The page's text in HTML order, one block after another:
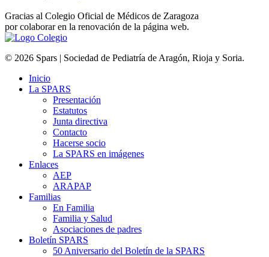
Gracias al Colegio Oficial de Médicos de Zaragoza
por colaborar en la renovación de la página web.
© 2026 Spars | Sociedad de Pediatría de Aragón, Rioja y Soria.
Inicio
La SPARS
Presentación
Estatutos
Junta directiva
Contacto
Hacerse socio
La SPARS en imágenes
Enlaces
AEP
ARAPAP
Familias
En Familia
Familia y Salud
Asociaciones de padres
Boletín SPARS
50 Aniversario del Boletín de la SPARS